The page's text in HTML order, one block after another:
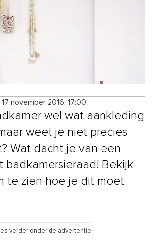
17 november 2016, 17:00
wel wat aankleding
weet je niet precies
Wat dacht je van een
badkamersieraad! Bekijk
te zien hoe je dit moet
verder onder de advertentie